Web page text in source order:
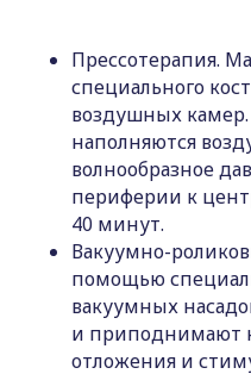
Прессотерапия.
специального
воздушных
наполняются
волнообразное
периферии к
40 минут.
Вакуумно-
помощью
вакуумных
и приподнимают
отложения и